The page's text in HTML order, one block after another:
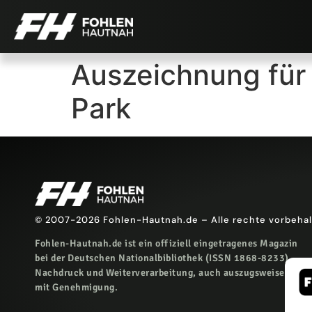
Auszeichnung
Park
© 2007-2026 Fohlen-Hautnah.de – Alle rechte
Fohlen-Hautnah.de ist ein offiziell eingetragenes Magazin
bei der Deutschen Nationalbibliothek (ISSN 1868-8233).
Nachdruck und Weiterverarbeitung, auch auszugsweise, nur
mit Genehmigung.